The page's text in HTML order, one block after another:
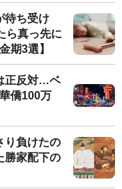
待ち受け
ら真っ先に
期3選】
正反対…ベ
僑100万
り負けたの
勝家配下の